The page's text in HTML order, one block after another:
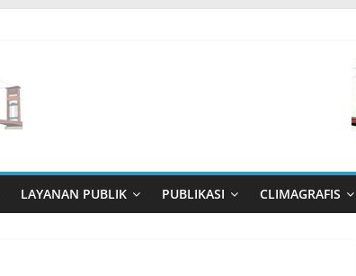
LAYANAN PUBLIK PUBLIKASI CLIMAGRAFIS